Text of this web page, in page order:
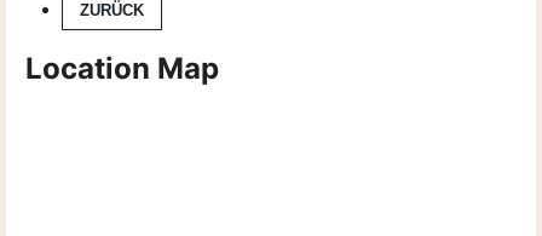
ZURÜCK
Location Map